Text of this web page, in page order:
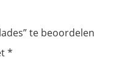
te beoordelen
*